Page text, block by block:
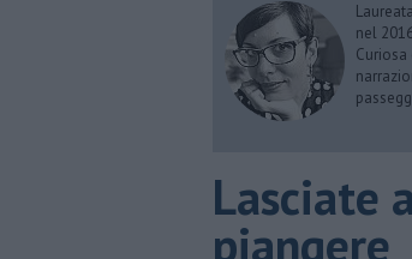
nel
​Lasciate
piangere